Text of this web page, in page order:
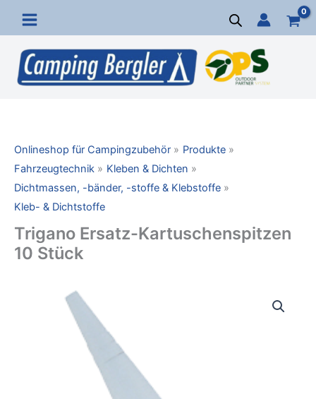
Inhalt
springen
Onlineshop für Campingzubehör
Produkte
Fahrzeugtechnik
Kleben & Dichten
Dichtmassen, -bänder, -stoffe & Klebstoffe
Kleb- & Dichtstoffe
Trigano Ersatz-Kartuschenspitzen
10 Stück
Kartuschenspitzen